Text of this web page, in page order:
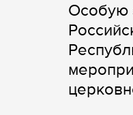
Особую